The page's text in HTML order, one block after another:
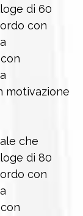
di 60
con
motivazione
che
di 80
con